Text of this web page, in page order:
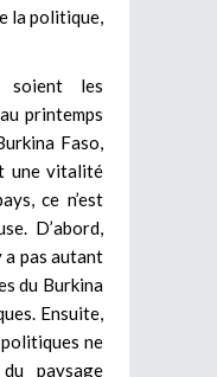
la politique,
soient les
printemps
Faso,
une vitalité
ce n’est
D’abord,
a pas autant
du Burkina
Ensuite,
ne
paysage